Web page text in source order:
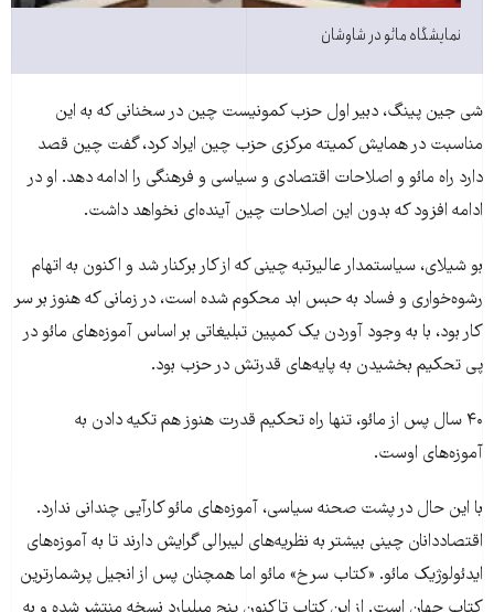
نمایشگاه مائو در شاوشان
شی جین پینگ، دبیر اول حزب کمونیست چین در سخنانی که به این
مناسبت در همایش کمیته مرکزی حزب چین ایراد کرد، گفت چین قصد
دارد راه مائو و اصلاحات اقتصادی و سیاسی و فرهنگی را ادامه دهد. او در
ادامه افزود که بدون این اصلاحات چین آینده‌ای نخواهد داشت.
بو شیلای، سیاستمدار عالیرتبه چینی که از کار برکنار شد و اکنون به اتهام
رشوه‌خواری و فساد به حبس ابد محکوم شده است، در زمانی که هنوز بر سر
کار بود، با به وجود آوردن یک کمپین تبلیغاتی بر اساس آموزه‌های مائو در
پی تحکیم بخشیدن به پایه‌های قدرتش در حزب بود.
۴۰ سال پس از مائو، تنها راه تحکیم قدرت هنوز هم تکیه دادن به
آموزه‌های اوست.
با این حال در پشت صحنه سیاسی، آموزه‌های مائو کارآیی چندانی ندارد.
اقتصاددانان چینی بیشتر به نظریه‌های لیبرالی گرایش دارند تا به آموزه‌های
ایدئولوژیک مائو. «کتاب سرخ» مائو اما همچنان پس از انجیل پرشمارترین